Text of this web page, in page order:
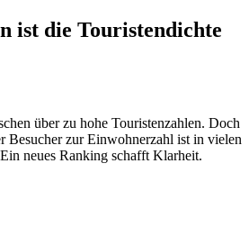
ist die Touristendichte
über zu hohe Touristenzahlen. Doch
Besucher zur Einwohnerzahl ist in vielen
neues Ranking schafft Klarheit.